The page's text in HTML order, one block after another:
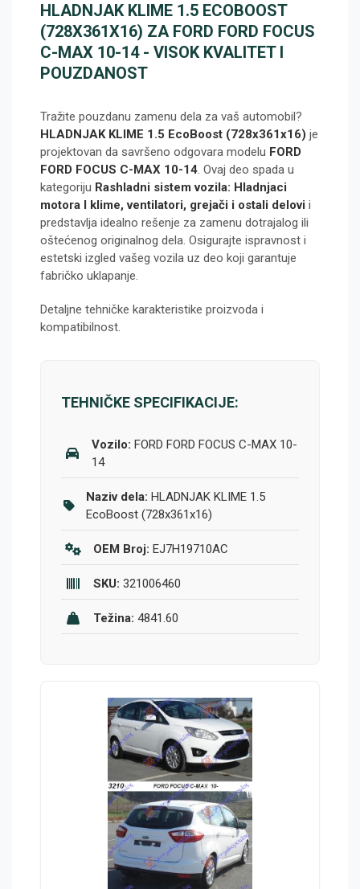
HLADNJAK KLIME 1.5 ECOBOOST
(728X361X16) ZA FORD FORD FOCUS
C-MAX 10-14 - VISOK KVALITET I
POUZDANOST
Tražite pouzdanu zamenu dela za vaš automobil?
HLADNJAK KLIME 1.5 EcoBoost (728x361x16) je
projektovan da savršeno odgovara modelu FORD
FORD FOCUS C-MAX 10-14. Ovaj deo spada u
kategoriju Rashladni sistem vozila: Hladnjaci
motora I klime, ventilatori, grejači i ostali delovi i
predstavlja idealno rešenje za zamenu dotrajalog ili
oštećenog originalnog dela. Osigurajte ispravnost i
estetski izgled vašeg vozila uz deo koji garantuje
fabričko uklapanje.
Detaljne tehničke karakteristike proizvoda i
kompatibilnost.
TEHNIČKE SPECIFIKACIJE:
Vozilo: FORD FORD FOCUS C-MAX 10-
14
Naziv dela: HLADNJAK KLIME 1.5
EcoBoost (728x361x16)
OEM Broj: EJ7H19710AC
SKU: 321006460
Težina: 4841.60